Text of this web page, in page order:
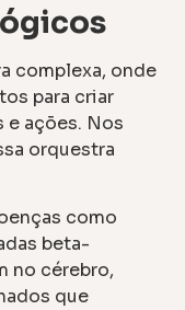
complexa, onde
para criar
e ações. Nos
orquestra
como
beta-
no cérebro,
que